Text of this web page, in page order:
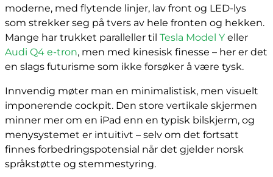
moderne, med flytende linjer, lav front og LED-lys
som strekker seg på tvers av hele fronten og hekken.
Mange har trukket paralleller til Tesla Model Y eller
Audi Q4 e-tron, men med kinesisk finesse – her er det
en slags futurisme som ikke forsøker å være tysk.
Innvendig møter man en minimalistisk, men visuelt
imponerende cockpit. Den store vertikale skjermen
minner mer om en iPad enn en typisk bilskjerm, og
menysystemet er intuitivt – selv om det fortsatt
finnes forbedringspotensial når det gjelder norsk
språkstøtte og stemmestyring.